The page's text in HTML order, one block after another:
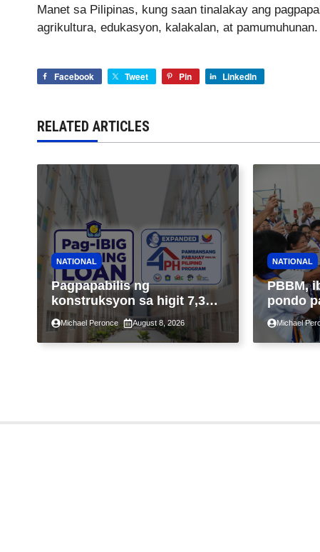
Manet sa Pilipinas, kung saan tinalakay ang
agrikultura, edukasyon, kalakalan, at pamumuhunan.
Facebook Tweet Pin LinkedIn
RELATED ARTICLES
NATIONAL
Pagpapabilis ng
konstruksyon sa higit 7,300
kabahayan sa ilalim ng
Expanded 4PH, posible na
sa pagtutulungan ng Pag-
Michael Peronce August 8, 2026
NATIONAL
PBBM,
pondo
sa
Michael